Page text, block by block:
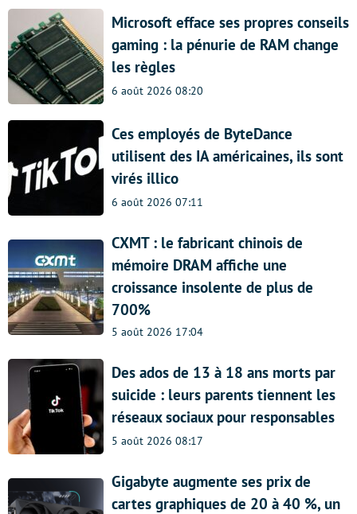
Microsoft efface ses propres conseils
gaming : la pénurie de RAM change
les règles
6 août 2026 08:20
Ces employés de ByteDance
utilisent des IA américaines, ils sont
virés illico
6 août 2026 07:11
CXMT : le fabricant chinois de
mémoire DRAM affiche une
croissance insolente de plus de
700%
5 août 2026 17:04
Des ados de 13 à 18 ans morts par
suicide : leurs parents tiennent les
réseaux sociaux pour responsables
5 août 2026 08:17
Gigabyte augmente ses prix de
cartes graphiques de 20 à 40 %, un